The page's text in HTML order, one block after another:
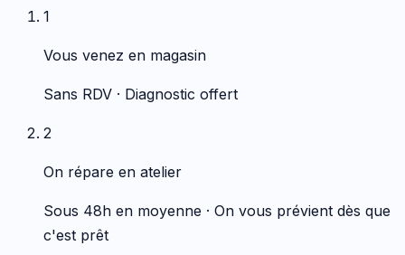
1
Vous venez en magasin
Sans RDV · Diagnostic offert
2
On répare en atelier
Sous 48h en moyenne · On vous prévient dès que
c'est prêt